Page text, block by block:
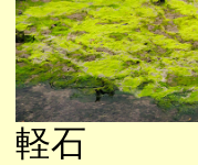
軽石